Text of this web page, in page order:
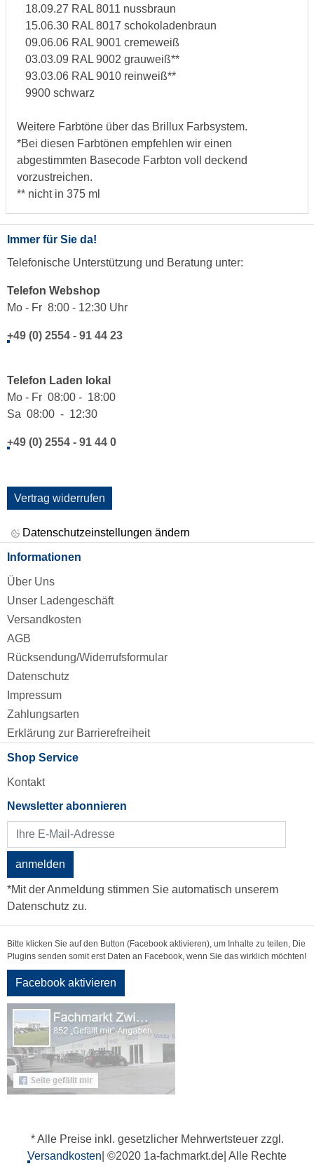
18.09.27 RAL 8011 nussbraun
15.06.30 RAL 8017 schokoladenbraun
09.06.06 RAL 9001 cremeweiß
03.03.09 RAL 9002 grauweiß**
93.03.06 RAL 9010 reinweiß**
9900 schwarz
Weitere Farbtöne über das Brillux Farbsystem.
*Bei diesen Farbtönen empfehlen wir einen
abgestimmten Basecode Farbton voll deckend
vorzustreichen.
** nicht in 375 ml
Immer für Sie da!
Telefonische Unterstützung und Beratung unter:
Telefon Webshop
Mo - Fr 8:00 - 12:30 Uhr
+49 (0) 2554 - 91 44 23
Telefon Laden lokal
Mo - Fr 08:00 - 18:00
Sa 08:00 - 12:30
+49 (0) 2554 - 91 44 0
Vertrag widerrufen
Datenschutzeinstellungen ändern
Informationen
Über Uns
Unser Ladengeschäft
Versandkosten
AGB
Rücksendung/Widerrufsformular
Datenschutz
Impressum
Zahlungsarten
Erklärung zur Barrierefreiheit
Shop Service
Kontakt
Newsletter abonnieren
anmelden
*Mit der Anmeldung stimmen Sie automatisch unserem
Datenschutz zu.
Bitte klicken Sie auf den Button (Facebook aktivieren), um Inhalte zu teilen, Die
Plugins senden somit erst Daten an Facebook, wenn Sie das wirklich möchten!
Facebook aktivieren
* Alle Preise inkl. gesetzlicher Mehrwertsteuer zzgl.
Versandkosten | ©2020 1a-fachmarkt.de| Alle Rechte